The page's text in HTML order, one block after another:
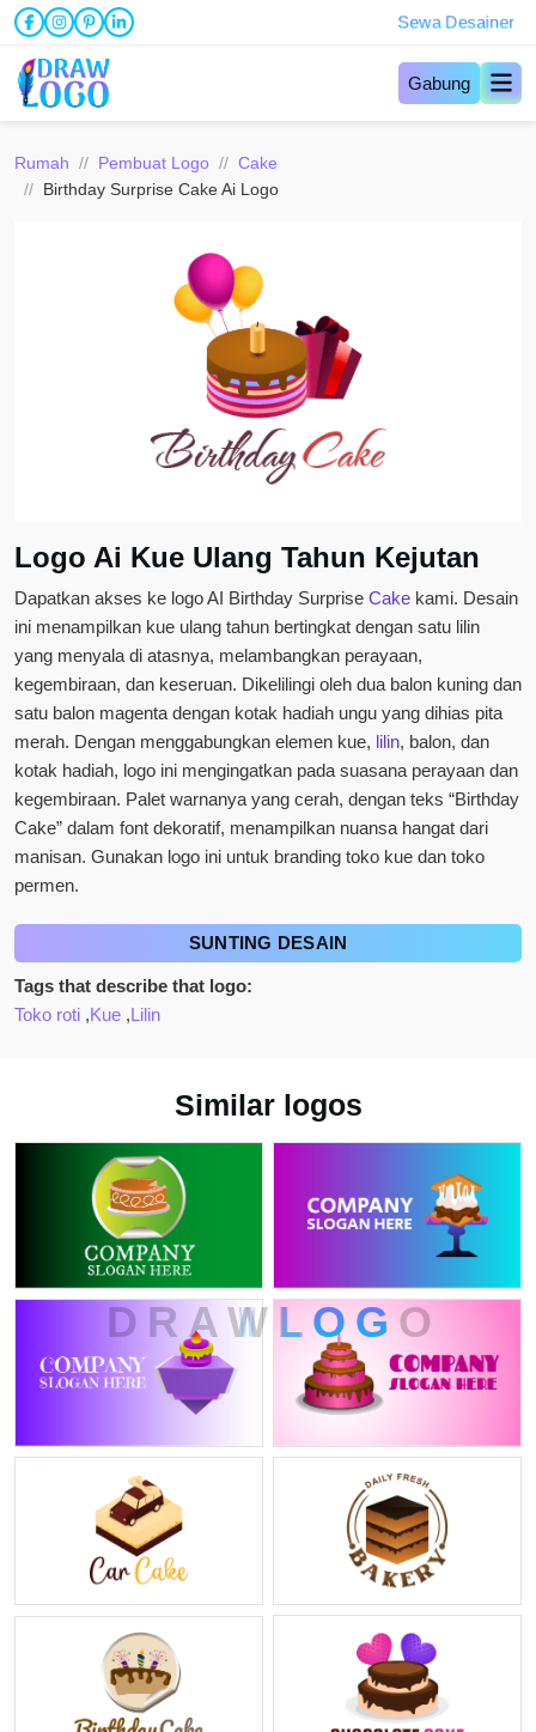
D R A W L O GO
Sewa Desainer
Gabung
Rumah Pembuat Logo
Cake
Birthday Surprise Cake Ai Logo
Logo Ai Kue Ulang Tahun Kejutan
Dapatkan akses ke logo AI Birthday Surprise Cakekami. Desain
ini menampilkan kue ulang tahun bertingkat dengan satu lilin
yang menyala di atasnya, melambangkan perayaan,
kegembiraan, dan keseruan. Dikelilingi oleh dua balon kuning dan
satu balon magenta dengan kotak hadiah ungu yang dihias pita
merah. Dengan menggabungkan elemen kue,lilin, balon, dan
kotak hadiah, logo ini mengingatkan pada suasana perayaan dan
kegembiraan. Palet warnanya yang cerah, dengan teks “Birthday
Cake” dalam font dekoratif, menampilkan nuansa hangat dari
manisan. Gunakan logo ini untuk branding toko kue dan toko
permen.
SUNTING DESAIN
Tags that describe that logo:
Toko roti ,Kue ,Lilin
Similar logos